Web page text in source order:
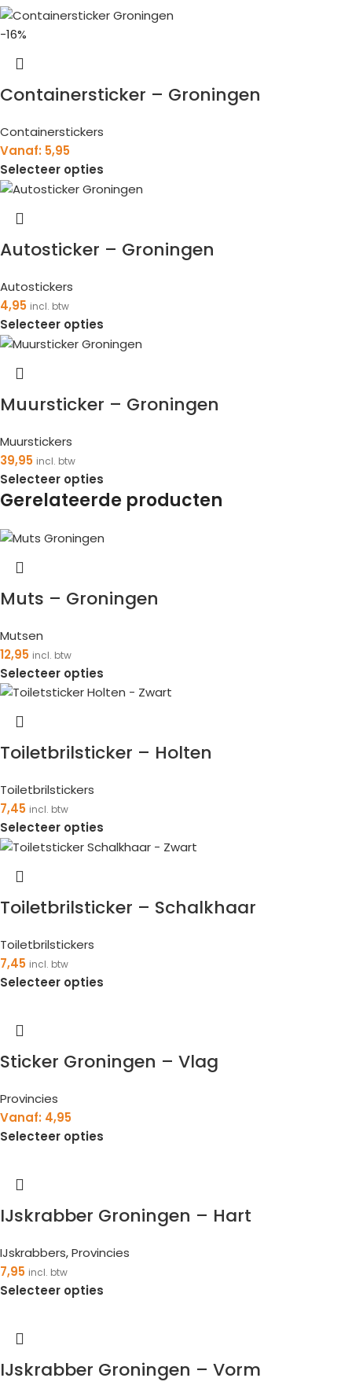
-16%
Containersticker – Groningen
Containerstickers
Vanaf: 5,95
Selecteer opties
Autosticker – Groningen
Autostickers
4,95 incl. btw
Selecteer opties
Muursticker – Groningen
Muurstickers
39,95 incl. btw
Selecteer opties
Gerelateerde producten
Muts – Groningen
Mutsen
12,95 incl. btw
Selecteer opties
Toiletbrilsticker – Holten
Toiletbrilstickers
7,45 incl. btw
Selecteer opties
Toiletbrilsticker – Schalkhaar
Toiletbrilstickers
7,45 incl. btw
Selecteer opties
Sticker Groningen – Vlag
Provincies
Vanaf: 4,95
Selecteer opties
IJskrabber Groningen – Hart
IJskrabbers,Provincies
7,95 incl. btw
Selecteer opties
IJskrabber Groningen – Vorm